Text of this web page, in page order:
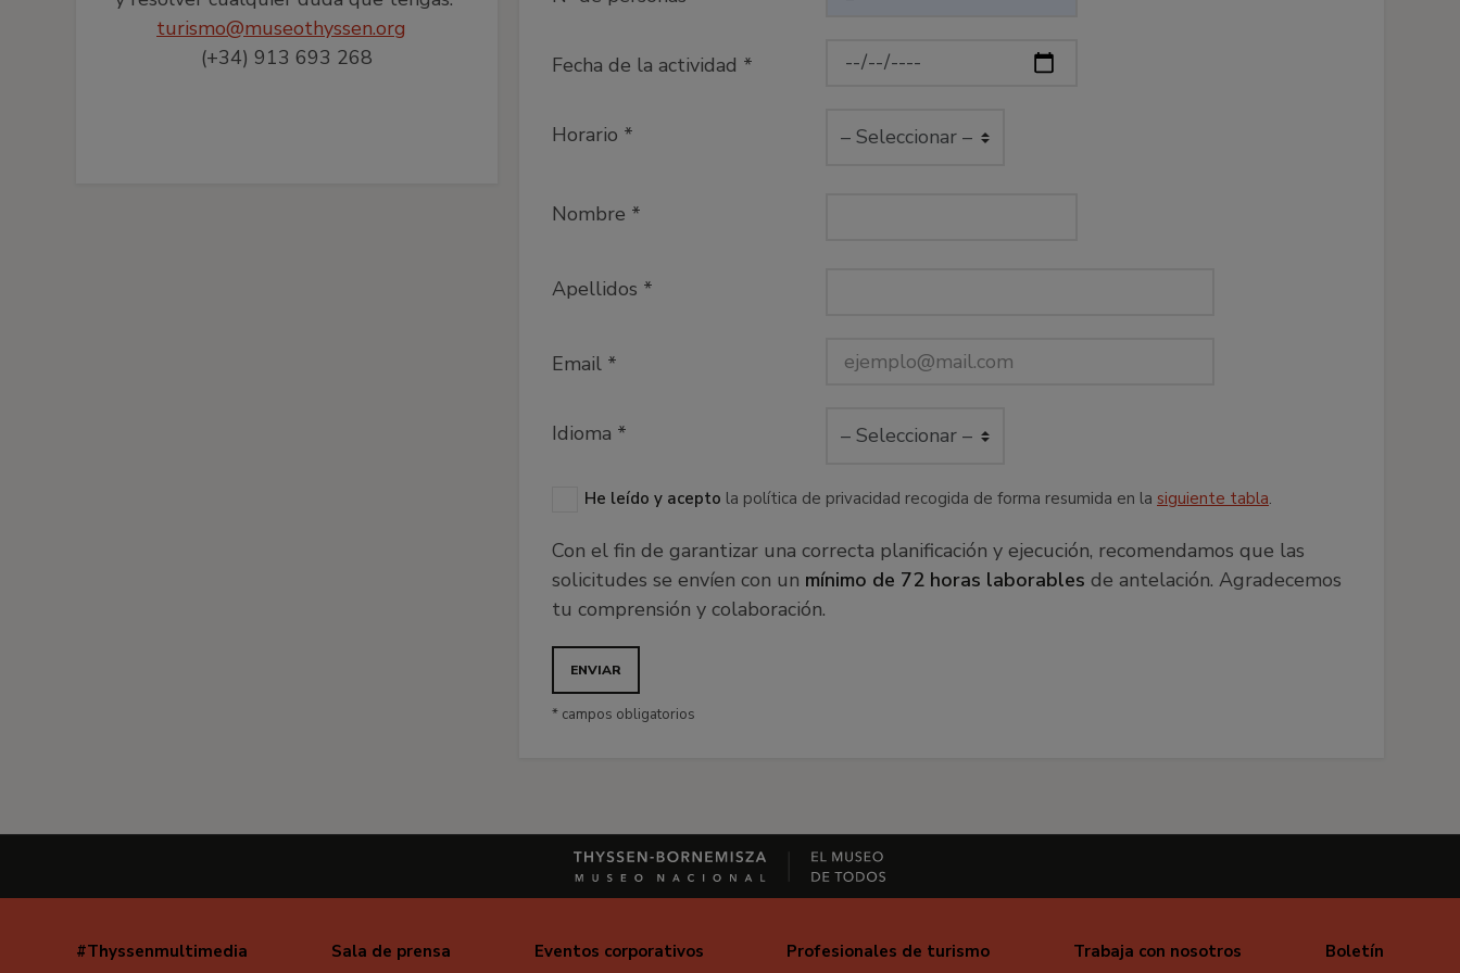
turismo@museothyssen.org
(+34) 913 693 268
Fecha de la actividad *
Horario *
Nombre *
Apellidos *
Email *
Idioma *
He leído y acepto la política de privacidad recogida de forma resumida en la siguiente tabla.
Con el fin de garantizar una correcta planificación y ejecución, recomendamos que las
solicitudes se envíen con un mínimo de 72 horas laborables de antelación. Agradecemos
tu comprensión y colaboración.
* campos obligatorios
Navegación
#Thyssenmultimedia Sala de prensa Eventos corporativos Profesionales de turismo Trabaja con nosotros Boletín